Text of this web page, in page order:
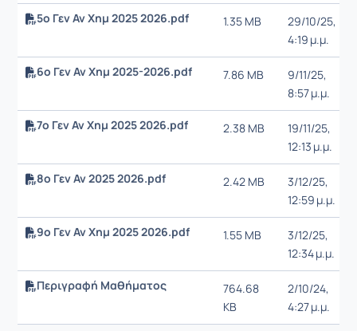
5ο Γεν Αν Χημ 2025 2026.pdf 1.35 MB
29/10/25,
4:19 μ.μ.
6ο Γεν Αν Χημ 2025-2026.pdf 7.86 MB
9/11/25,
8:57 μ.μ.
7ο Γεν Αν Χημ 2025 2026.pdf 2.38 MB
19/11/25,
12:13 μ.μ.
8o Γεν Αν 2025 2026.pdf 2.42 MB
3/12/25,
12:59 μ.μ.
9ο Γεν Αν Χημ 2025 2026.pdf 1.55 MB
3/12/25,
12:34 μ.μ.
Περιγραφή Μαθήματος
764.68
KB
2/10/24,
4:27 μ.μ.